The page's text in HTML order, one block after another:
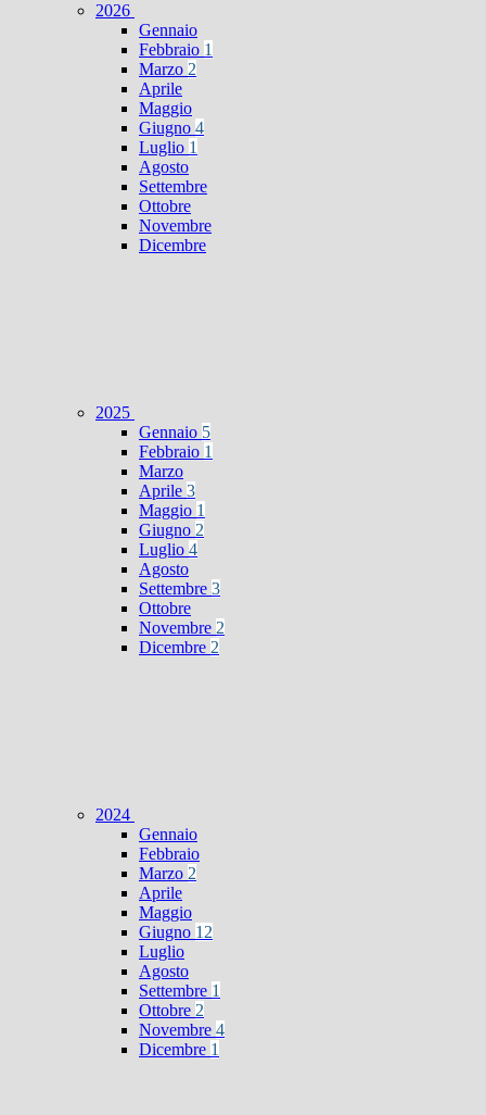
2026
Gennaio
Febbraio 1
Marzo 2
Aprile
Maggio
Giugno 4
Luglio 1
Agosto
Settembre
Ottobre
Novembre
Dicembre
2025
Gennaio 5
Febbraio 1
Marzo
Aprile 3
Maggio 1
Giugno 2
Luglio 4
Agosto
Settembre 3
Ottobre
Novembre 2
Dicembre 2
2024
Gennaio
Febbraio
Marzo 2
Aprile
Maggio
Giugno 12
Luglio
Agosto
Settembre 1
Ottobre 2
Novembre 4
Dicembre 1